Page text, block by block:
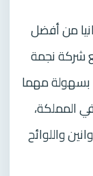
من أفضل
شركة نجمة
مهما
المملكة،
واللوائح